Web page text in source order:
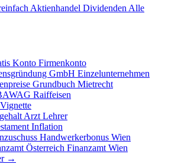
Aktienhandel Dividenden Alle
Konto Firmenkonto
GmbH Einzelunternehmen
Grundbuch Mietrecht
Raiffeisen
Vignette
Arzt Lehrer
Inflation
Handwerkerbonus Wien
Österreich Finanzamt Wien
→